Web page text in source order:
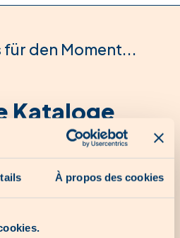
À propos des cookies
für den Moment...
Kataloge
für den Moment...